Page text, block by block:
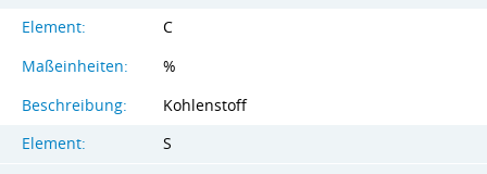
Element:
C
Maßeinheiten:
%
Beschreibung:
Kohlenstoff
Element:
S